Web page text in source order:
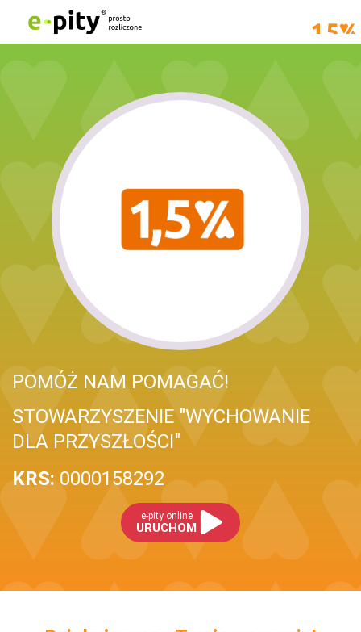
POMÓŻ NAM POMAGAĆ!
STOWARZYSZENIE "WYCHOWANIE
DLA PRZYSZŁOŚCI"
KRS: 0000158292
e-pity online
URUCHOM